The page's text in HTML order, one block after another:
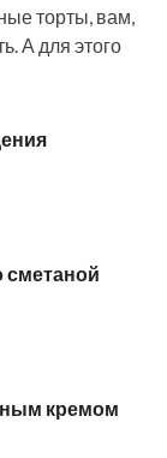
торты, вам,
А для этого
сметаной
кремом